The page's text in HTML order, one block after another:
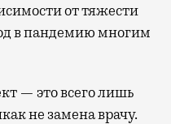
от тяжести
в пандемию многим
— это всего лишь
не замена врачу.